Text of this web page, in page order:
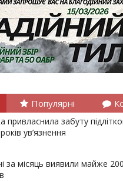
Популярні
привласнила забуту
ув’язнення
за місяць виявили майже 200